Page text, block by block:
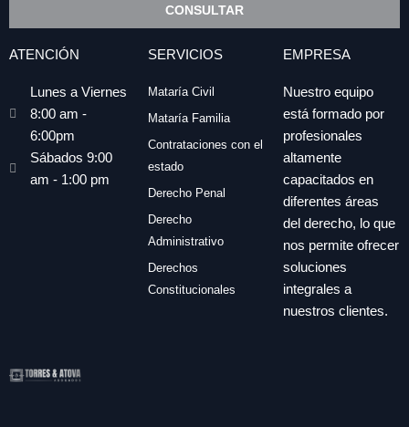
EMPRESA
Nuestro equipo
está formado por
profesionales
altamente
capacitados en
diferentes áreas
del derecho, lo que
nos permite ofrecer
soluciones
integrales a
nuestros clientes.
SERVICIOS
Mataría Civil
Mataría Familia
Contrataciones con el
estado
Derecho Penal
Derecho
Administrativo
Derechos
Constitucionales
ATENCIÓN
Lunes a Viernes
8:00 am -
6:00pm
Sábados 9:00
am - 1:00 pm
CONSULTAR